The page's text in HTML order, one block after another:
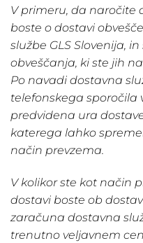
V primeru, da naročite
boste o dostavi
službe GLS Slovenija,
obveščanja, ki ste jih
Po navadi dostavna
telefonskega
predvidena ura
katerega lahko
način prevzema.
V kolikor ste kot način
dostavi boste ob
zaračuna dostavna
trenutno veljavnem